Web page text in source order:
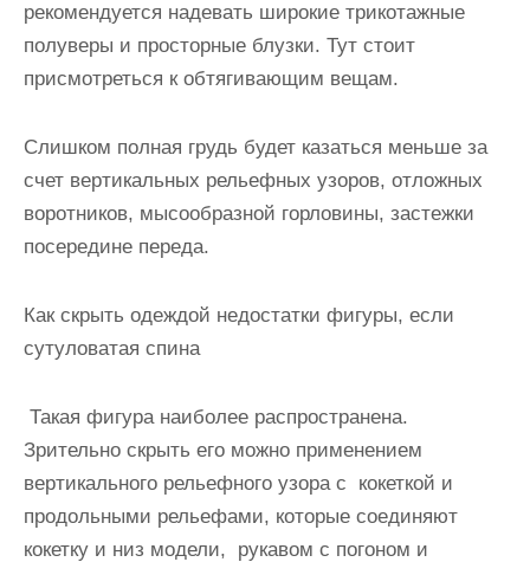
рекомендуется надевать широкие трикотажные
полуверы и просторные блузки. Тут стоит
присмотреться к обтягивающим вещам.
Слишком полная грудь будет казаться меньше за
счет вертикальных рельефных узоров, отложных
воротников, мысообразной горловины, застежки
посередине переда.
Как скрыть одеждой недостатки фигуры, если
сутуловатая спина
Такая фигура наиболее распространена.
Зрительно скрыть его можно применением
вертикального рельефного узора с кокеткой и
продольными рельефами, которые соединяют
кокетку и низ модели, рукавом с погоном и